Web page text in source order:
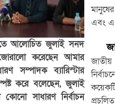
আলোচিত জুলাই সনদ
করেছেন আমার
সম্পাদক ব্যারিস্টার
করে বলেছেন, জুলাই
সাধারণ নির্বাচন
এবং এ